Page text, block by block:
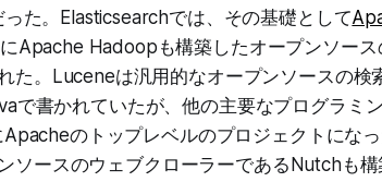
た。Elasticsearchでは、その基礎として
Apache Hadoopも構築したオープンソー
た。Luceneは汎用的なオープンソースの検
で書かれていたが、他の主要なプログラミ
のトップレベルのプロジェクトにな
ソースのウェブクローラーであるNutchも構